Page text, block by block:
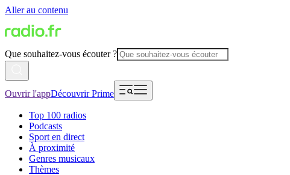
Aller au contenu
Que souhaitez-vous écouter ?
Ouvrir l'appDécouvrir Prime
Top 100 radios
Podcasts
Sport en direct
À proximité
Genres musicaux
Thèmes